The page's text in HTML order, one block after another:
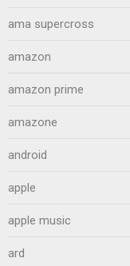
ama supercross
amazon
amazon prime
amazone
android
apple
apple music
ard